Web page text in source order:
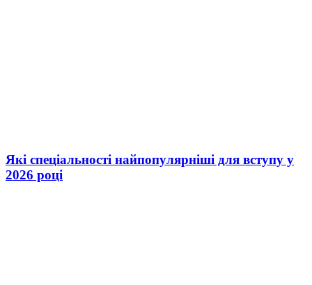
Які спеціальності найпопулярніші для вступу у
2026 році